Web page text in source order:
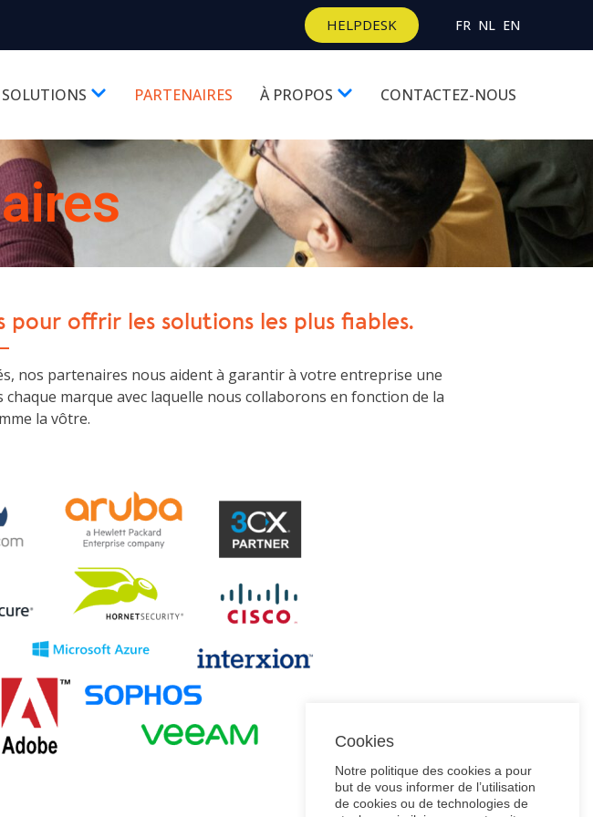
HELPDESK FR NL EN
SOLUTIONS PARTENAIRES À PROPOS CONTACTEZ-NOUS
pour offrir les solutions les plus fiables.
nos partenaires nous aident à garantir à votre entreprise une
marque avec laquelle nous collaborons en fonction de la
la vôtre.
Cookies
Notre politique des cookies a pour
but de vous informer de l’utilisation
de cookies ou de technologies de